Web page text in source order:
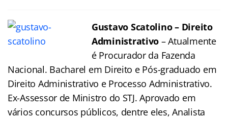
Gustavo Scatolino – Direito
Administrativo – Atualmente
é Procurador da Fazenda
Nacional. Bacharel em Direito e Pós-graduado em
Direito Administrativo e Processo Administrativo.
Ex-Assessor de Ministro do STJ. Aprovado em
vários concursos públicos, dentre eles, Analista